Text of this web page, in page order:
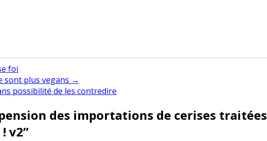
foi
sont plus vegans →
possibilité de les contredire
des importations de cerises traitées
v2”